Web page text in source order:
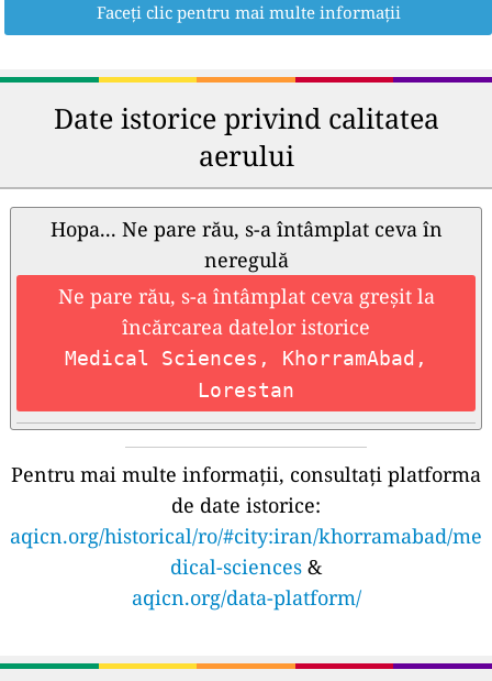
Faceți clic pentru mai multe informații
Date istorice privind calitatea
aerului
Hopa... Ne pare rău, s-a întâmplat ceva în
neregulă
Ne pare rău, s-a întâmplat ceva greșit la
încărcarea datelor istorice
Medical Sciences, KhorramAbad,
Lorestan
Pentru mai multe informații, consultați platforma
de date istorice:
aqicn.org/historical/ro/#city:iran/khorramabad/me
dical-sciences &
aqicn.org/data-platform/